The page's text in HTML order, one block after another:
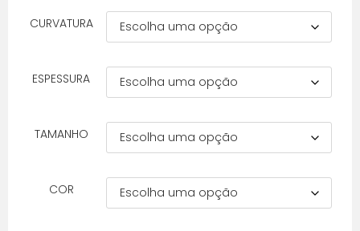
CURVATURA
ESPESSURA
TAMANHO
COR